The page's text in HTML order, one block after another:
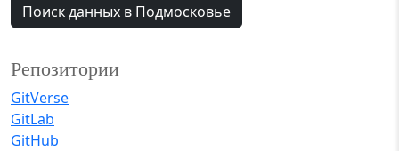
Поиск данных в Подмосковье
Репозитории
GitVerse
GitLab
GitHub